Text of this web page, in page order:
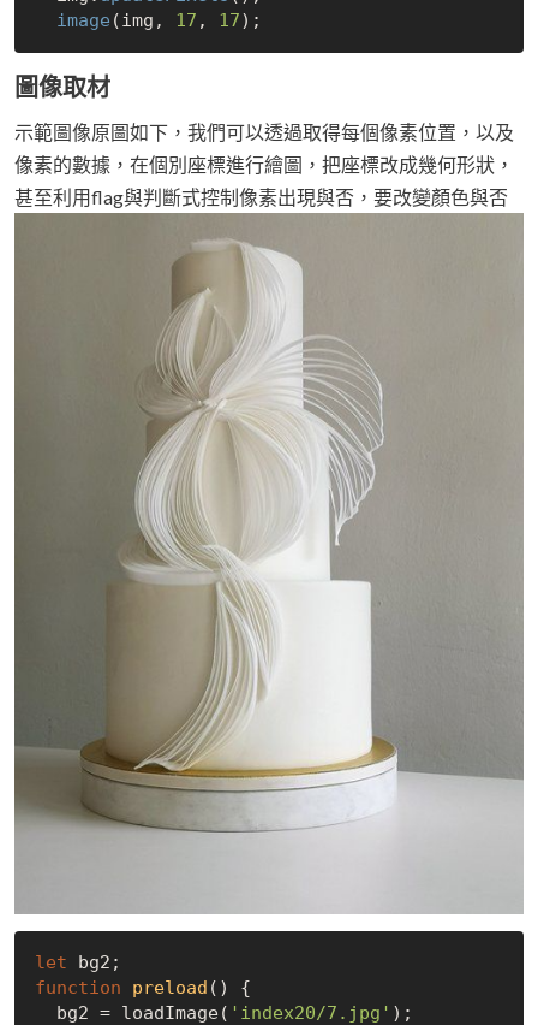
image (img, 17 , 17
圖像取材
示範圖像原圖如下，我們可以透過取得每個像素位置，以及
像素的數據，在個別座標進行繪圖，把座標改成幾何形狀，
甚至利用flag與判斷式控制像素出現與否，要改變顏色與否
let
function
preload ( ) {
  bg2 = loadImage(
'index20/7.jpg' );